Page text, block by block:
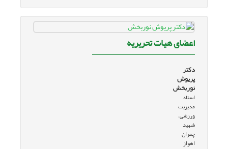
اعضای هیات تحریریه
دکتر
پریوش
نوربخش
استاد
مدیریت
ورزشی،
شهید
چمران
اهواز